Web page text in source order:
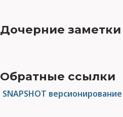
Дочерние заметки
Обратные ссылки
SNAPSHOT версионирование